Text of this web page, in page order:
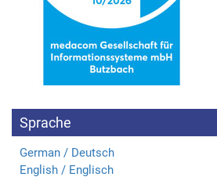
Sprache
German / Deutsch
English / Englisch